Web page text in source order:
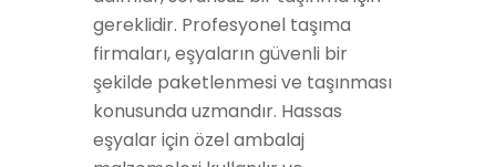
gereklidir. Profesyonel taşıma
firmaları, eşyaların güvenli bir
şekilde paketlenmesi ve taşınması
konusunda uzmandır. Hassas
eşyalar için özel ambalaj